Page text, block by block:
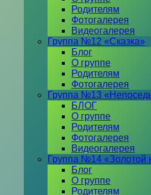
Родителям
Фотогалерея
Видеогалерея
Группа №12 «Сказка»
Блог
О группе
Родителям
Фотогалерея
Группа №13
БЛОГ
О группе
Родителям
Фотогалерея
Видеогалерея
Группа №14 «Золотой
Блог
О группе
Родителям